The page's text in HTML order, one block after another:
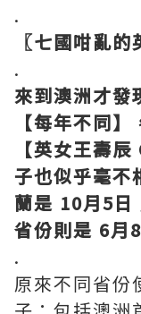
.
〖七國咁亂的
.
來到澳洲才發
【每年不同
【英女王壽
子也似乎毫不
蘭是 10月5日
省份則是 6月
.
原來不同省份